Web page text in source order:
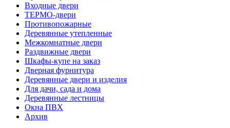
Входные двери
ТЕРМО-двери
Противопожарные
Деревянные утепленные
Межкомнатные двери
Раздвижные двери
Шкафы-купе на заказ
Дверная фурнитура
Деревянные двери и изделия
Для дачи, сада и дома
Деревянные лестницы
Окна ПВХ
Архив